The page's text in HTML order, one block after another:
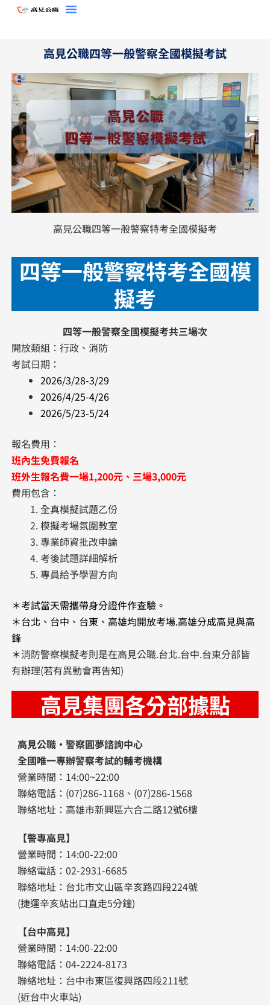
高見公職四等一般警察全國模擬考試
高見公職四等一般警察特考全國模擬考
四等一般警察特考全國模
擬考
四等一般警察全國模擬考共三場次
開放類組：行政、消防
考試日期：
2026/3/28-3/29
2026/4/25-4/26
2026/5/23-5/24
報名費用：
班內生免費報名
班外生報名費一場1,200元、三場3,000元
費用包含：
全真模擬試題乙份
模擬考場氛圍教室
專業師資批改申論
考後試題詳細解析
專員給予學習方向
＊考試當天需攜帶身分證件作查驗。
＊台北、台中、台東、高雄均開放考場.高雄分成高見與高
鋒
＊消防警察模擬考則是在高見公職.台北.台中.台東分部皆
有辦理(若有異動會再告知)
高見集團各分部據點
高見公職‧警察圓夢諮詢中心
全國唯一專辦警察考試的輔考機構
營業時間：14:00~22:00
聯絡電話：(07)286-1168、(07)286-1568
聯絡地址：高雄市新興區六合二路12號6樓
【警專高見】
營業時間：14:00-22:00
聯絡電話：02-2931-6685
聯絡地址：台北市文山區辛亥路四段224號
(捷運辛亥站出口直走5分鐘)
【台中高見】
營業時間：14:00-22:00
聯絡電話：04-2224-8173
聯絡地址：台中市東區復興路四段211號
(近台中火車站)